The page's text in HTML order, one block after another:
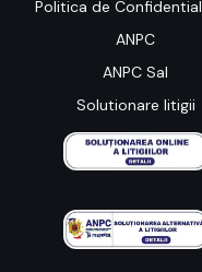
Politica de
ANPC
ANPC Sal
Solutionare litigii